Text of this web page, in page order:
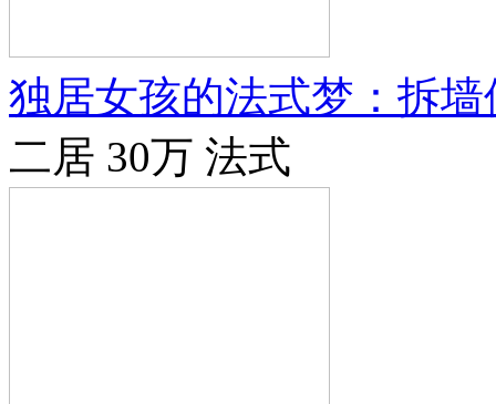
独居女孩的法式梦：拆
二居 30万 法式